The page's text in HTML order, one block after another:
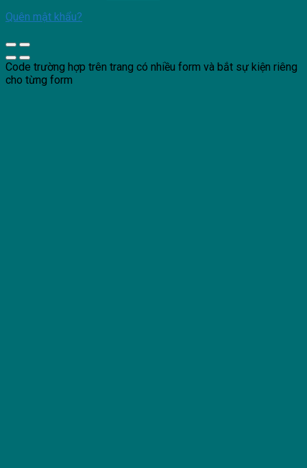
Quên mật khẩu?
Code trường hợp trên trang có nhiều form và bắt sự kiện riêng
cho từng form